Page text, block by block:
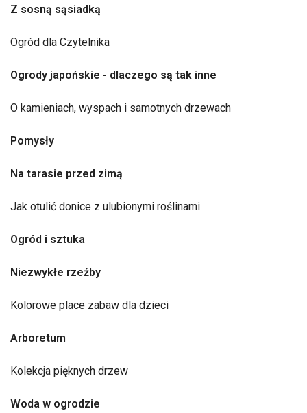
Z sosną sąsiadką
Ogród dla Czytelnika
Ogrody japońskie - dlaczego są tak inne
O kamieniach, wyspach i samotnych drzewach
Pomysły
Na tarasie przed zimą
Jak otulić donice z ulubionymi roślinami
Ogród i sztuka
Niezwykłe rzeźby
Kolorowe place zabaw dla dzieci
Arboretum
Kolekcja pięknych drzew
Woda w ogrodzie